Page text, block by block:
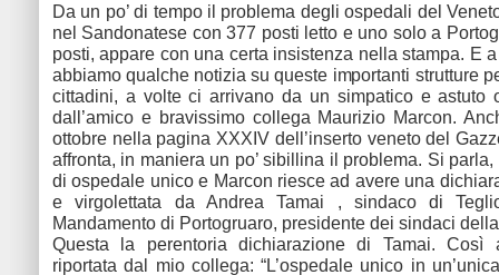
Da un po’ di tempo il problema degli ospedali del
nel Sandonatese con 377 posti letto e uno solo a
posti, appare con una certa insistenza nella stampa. E
abbiamo qualche notizia su queste importanti strutture
cittadini, a volte ci arrivano da un simpatico e astuto
dall’amico e bravissimo collega Maurizio Marcon.
ottobre nella pagina XXXIV dell’inserto veneto del
affronta, in maniera un po’ sibillina il problema. Si
di ospedale unico e Marcon riesce ad avere una
e virgolettata da Andrea Tamai , sindaco di
Mandamento di Portogruaro, presidente dei sindaci
Questa la perentoria dichiarazione di Tamai. Così
riportata dal mio collega: “L’ospedale unico in